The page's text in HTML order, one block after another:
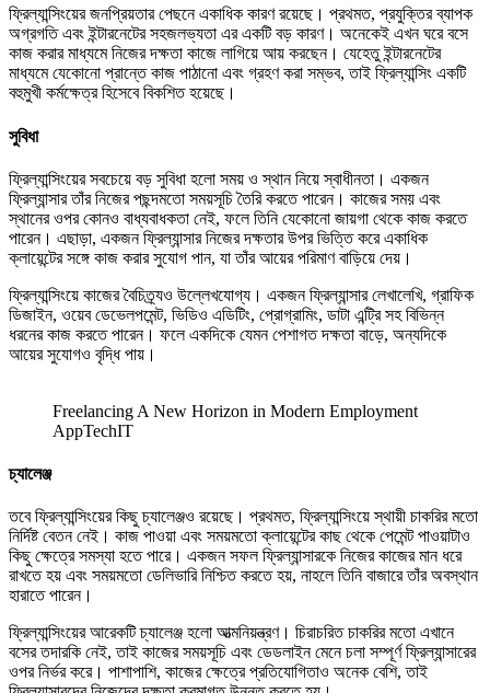
ফ্রিল্যান্সিংয়ের জনপ্রিয়তার পেছনে একাধিক কারণ রয়েছে। প্রথমত, প্রযুক্তির ব্যাপক
অগ্রগতি এবং ইন্টারনেটের সহজলভ্যতা এর একটি বড় কারণ। অনেকেই এখন ঘরে বসে
কাজ করার মাধ্যমে নিজের দক্ষতা কাজে লাগিয়ে আয় করছেন। যেহেতু ইন্টারনেটের
মাধ্যমে যেকোনো প্রান্তে কাজ পাঠানো এবং গ্রহণ করা সম্ভব, তাই ফ্রিল্যান্সিং একটি
বহুমুখী কর্মক্ষেত্র হিসেবে বিকশিত হয়েছে।
সুবিধা
ফ্রিল্যান্সিংয়ের সবচেয়ে বড় সুবিধা হলো সময় ও স্থান নিয়ে স্বাধীনতা। একজন
ফ্রিল্যান্সার তাঁর নিজের পছন্দমতো সময়সূচি তৈরি করতে পারেন। কাজের সময় এবং
স্থানের ওপর কোনও বাধ্যবাধকতা নেই, ফলে তিনি যেকোনো জায়গা থেকে কাজ করতে
পারেন। এছাড়া, একজন ফ্রিল্যান্সার নিজের দক্ষতার উপর ভিত্তি করে একাধিক
ক্লায়েন্টের সঙ্গে কাজ করার সুযোগ পান, যা তাঁর আয়ের পরিমাণ বাড়িয়ে দেয়।
ফ্রিল্যান্সিংয়ে কাজের বৈচিত্র্যও উল্লেখযোগ্য। একজন ফ্রিল্যান্সার লেখালেখি, গ্রাফিক
ডিজাইন, ওয়েব ডেভেলপমেন্ট, ভিডিও এডিটিং, প্রোগ্রামিং, ডাটা এন্ট্রি সহ বিভিন্ন
ধরনের কাজ করতে পারেন। ফলে একদিকে যেমন পেশাগত দক্ষতা বাড়ে, অন্যদিকে
আয়ের সুযোগও বৃদ্ধি পায়।
Freelancing A New Horizon in Modern Employment
AppTechIT
চ্যালেঞ্জ
তবে ফ্রিল্যান্সিংয়ের কিছু চ্যালেঞ্জও রয়েছে। প্রথমত, ফ্রিল্যান্সিংয়ে স্থায়ী চাকরির মতো
নির্দিষ্ট বেতন নেই। কাজ পাওয়া এবং সময়মতো ক্লায়েন্টের কাছ থেকে পেমেন্ট পাওয়াটাও
কিছু ক্ষেত্রে সমস্যা হতে পারে। একজন সফল ফ্রিল্যান্সারকে নিজের কাজের মান ধরে
রাখতে হয় এবং সময়মতো ডেলিভারি নিশ্চিত করতে হয়, নাহলে তিনি বাজারে তাঁর অবস্থান
হারাতে পারেন।
ফ্রিল্যান্সিংয়ের আরেকটি চ্যালেঞ্জ হলো আত্মনিয়ন্ত্রণ। চিরাচরিত চাকরির মতো এখানে
বসের তদারকি নেই, তাই কাজের সময়সূচি এবং ডেডলাইন মেনে চলা সম্পূর্ণ ফ্রিল্যান্সারের
ওপর নির্ভর করে। পাশাপাশি, কাজের ক্ষেত্রে প্রতিযোগিতাও অনেক বেশি, তাই